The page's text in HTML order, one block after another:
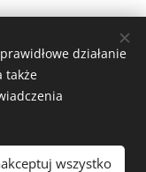
działanie
także
wszystko